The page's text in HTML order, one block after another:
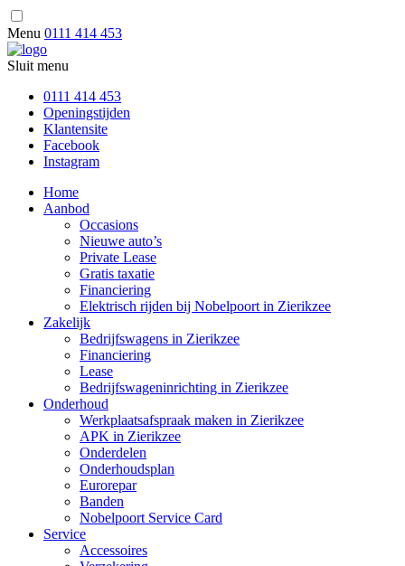
Menu 0111 414 453
Sluit menu
0111 414 453
Openingstijden
Klantensite
Facebook
Instagram
Home
Aanbod
Occasions
Nieuwe auto’s
Private Lease
Gratis taxatie
Financiering
Elektrisch rijden bij Nobelpoort in Zierikzee
Zakelijk
Bedrijfswagens in Zierikzee
Financiering
Lease
Bedrijfswageninrichting in Zierikzee
Onderhoud
Werkplaatsafspraak maken in Zierikzee
APK in Zierikzee
Onderdelen
Onderhoudsplan
Eurorepar
Banden
Nobelpoort Service Card
Service
Accessoires